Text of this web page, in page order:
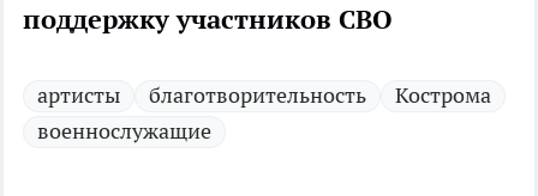
поддержку участников СВО
артисты благотворительность
Кострома
военнослужащие